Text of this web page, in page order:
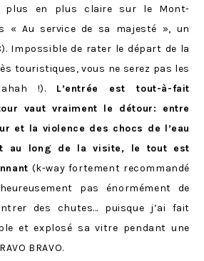
plus en plus claire sur le Mont-
« Au service de sa majesté », un
Impossible de rater le départ de la
touristiques, vous ne serez pas les
!). L’entrée est tout-à-fait
vaut vraiment le détour: entre
et la violence des chocs de l’eau
au long de la visite, le tout est
(k-way fortement recommandé
pas énormément de
des chutes… puisque j’ai fait
et explosé sa vitre pendant une
BRAVO.